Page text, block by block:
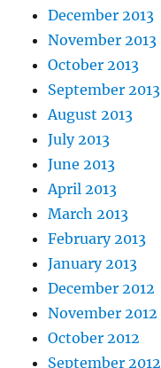
December 2013
November 2013
October 2013
September 2013
August 2013
July 2013
June 2013
April 2013
March 2013
February 2013
January 2013
December 2012
November 2012
October 2012
September 2012